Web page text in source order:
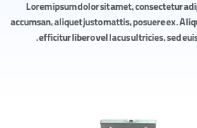
Lorem ipsum dolor sit amet, consectetur
accumsan, aliquet justo mattis, posuere ex.
efficitur libero vel lacus ultricies, sed